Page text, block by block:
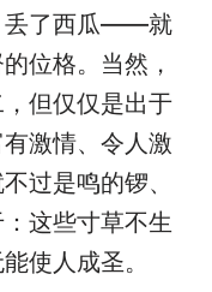
丢了西瓜——就
位格。当然，
但仅仅是出于
激情、令人激
过是鸣的锣、
这些寸草不生
使人成圣。